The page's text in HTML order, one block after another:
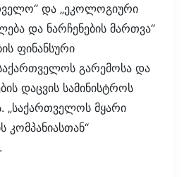
და „ეკოლოგიური
და ნარჩენების მართვა“
ფინანსური
გარემოსა და
დაცვის სამინისტროს
„საქართველოს მყარი
კომპანიასთან“